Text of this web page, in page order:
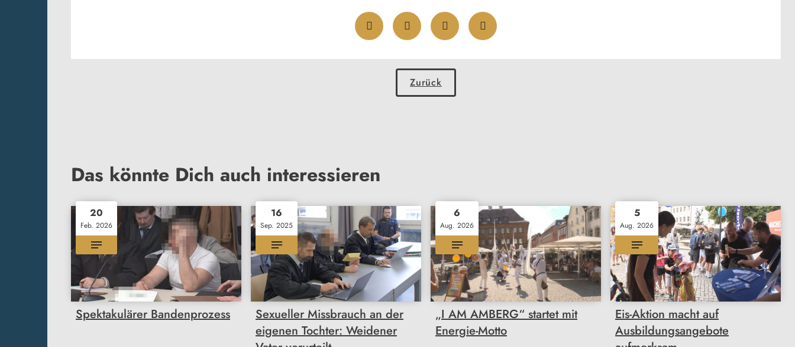
Zurück
Das könnte Dich auch interessieren
20
Feb. 2026
Spektakulärer Bandenprozess
16
Sep. 2025
Sexueller Missbrauch an der
eigenen Tochter: Weidener
6
Aug. 2026
„I AM AMBERG“ startet mit
Energie-Motto
5
Aug. 2026
Eis-Aktion macht auf
Ausbildungsangebote